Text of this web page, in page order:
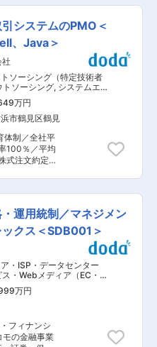
て、お客様
、RPGⅣ
工程をご担当
守・開発の
もありま
支援頂いて
等もお任せ
役職ステッ
長→部長に
制で開発支
制を組ん
間でお互い
様はエンドユ
スクが少なく
で業務サポー
る環境です
日・夜勤出
環境です ■
イム案件と
ら業務を進
イベント、
えた社員間
います。 ・
システムのPMO＜
、Java＞
ソーシング（特定技術者
トソーシング, システムエ
用機系） プロジェクトマ
・オープン系・パッケ
万円
市鶴見区鶴見
体制／全社平
100％／平均
＞ ・開発工
認・資料の更
連絡 等 ■
・DB：
ます。ま
す。 ■自
： 先端をゆ
ジニアのた
・施設を用
アップ。基
リアアップ
えるスペース
・運用統制／マネジメン
クス＜SDB001＞
・ISP・データセンター
・Webメディア（EC・
ーシャル）
機系） プロジェクトマネ
・オープン系・パッケー
万円
フィナンシ
モの金融事業